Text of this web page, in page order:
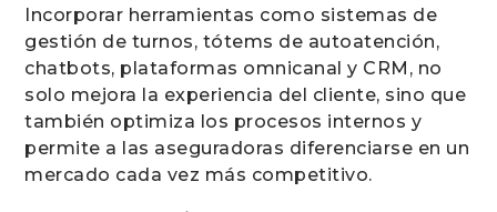
Incorporar herramientas como sistemas de
gestión de turnos, tótems de autoatención,
chatbots, plataformas omnicanal y CRM, no
solo mejora la experiencia del cliente, sino que
también optimiza los procesos internos y
permite a las aseguradoras diferenciarse en un
mercado cada vez más competitivo.